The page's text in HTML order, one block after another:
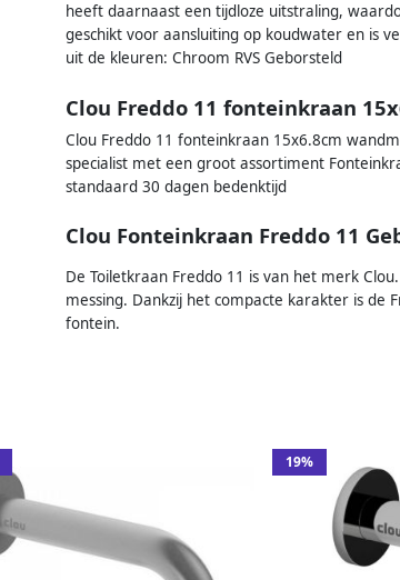
heeft daarnaast een tijdloze uitstraling,
geschikt voor aansluiting op koudwater en is
uit de kleuren: Chroom RVS Geborsteld
Clou Freddo 11 fonteinkraan
Clou Freddo 11 fonteinkraan 15x6.8cm
specialist met een groot assortiment
standaard 30 dagen bedenktijd
Clou Fonteinkraan Freddo 11
De Toiletkraan Freddo 11 is van het merk
messing. Dankzij het compacte karakter is
fontein.
19%